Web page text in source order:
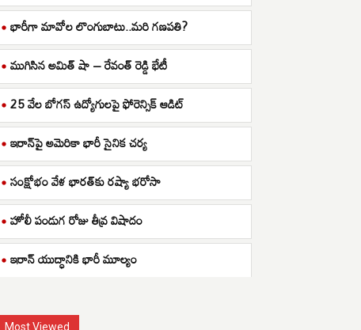
భారీగా మావోల లొంగుబాటు..మరి గణపతి?
ముగిసిన అమిత్ షా – రేవంత్ రెడ్డి భేటీ
25 వేల బోగస్ ఉద్యోగులపై ఫోరెన్సిక్ ఆడిట్
ఇరాన్‌పై అమెరికా భారీ సైనిక చర్య
సంక్షోభం వేళ భారత్‌కు రష్యా భరోసా
హోలీ పండుగ రోజు తీవ్ర విషాదం
ఇరాన్ యుద్ధానికి భారీ మూల్యం
Most Viewed